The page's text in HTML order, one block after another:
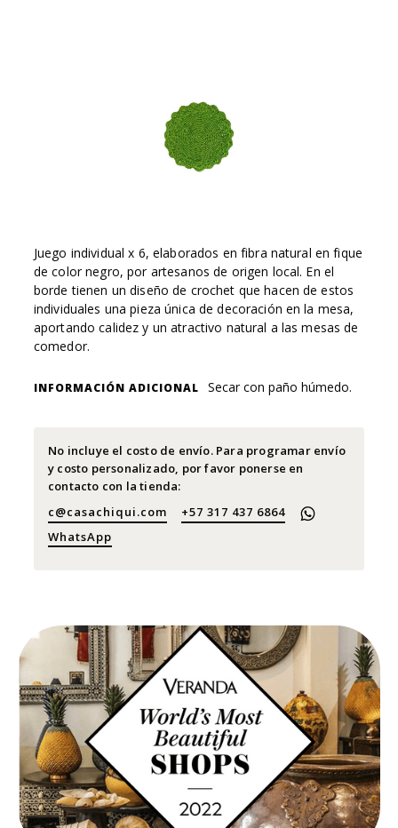
Juego individual x 6, elaborados en fibra natural en fique
de color negro, por artesanos de origen local. En el
borde tienen un diseño de crochet que hacen de estos
individuales una pieza única de decoración en la mesa,
aportando calidez y un atractivo natural a las mesas de
comedor.
INFORMACIÓN ADICIONAL Secar con paño húmedo.
No incluye el costo de envío. Para programar envío
y costo personalizado, por favor ponerse en
contacto con la tienda:
c@casachiqui.com
+57 317 437 6864
WhatsApp